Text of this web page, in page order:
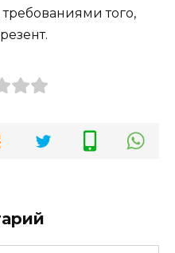
того,